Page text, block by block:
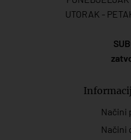
UTORAK -
Načini
Načini